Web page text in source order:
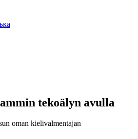
tekoälyn avulla
oman kielivalmentajan